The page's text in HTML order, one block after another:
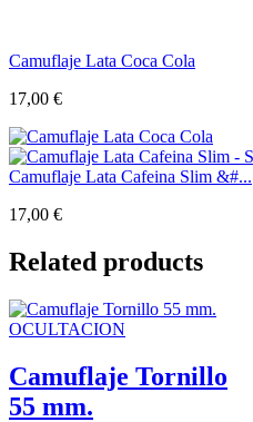
Camuflaje Lata Coca Cola
17,00 €
Camuflaje Lata Cafeina Slim &#...
17,00 €
Related products
OCULTACION
Camuflaje Tornillo
55 mm.